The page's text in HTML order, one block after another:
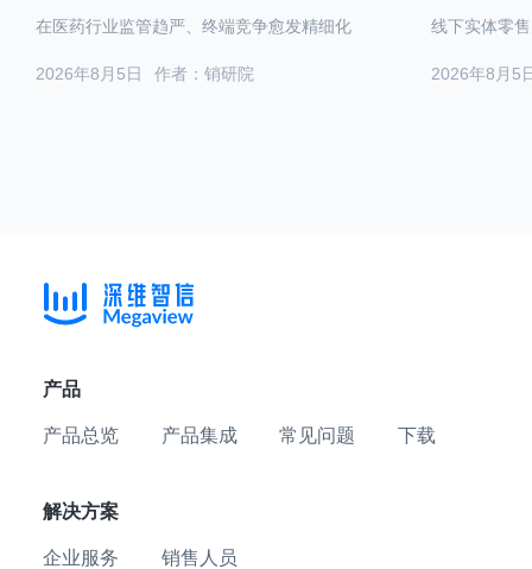
作者：销研院
2026年8月5日
在医药行业监管趋严、终端竞争愈发精细化
2026年8月5
线下实体零
产品
产品总览 产品集成 常见问题 下载
解决方案
企业服务 销售人员